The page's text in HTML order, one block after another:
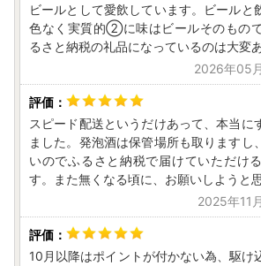
ビールとして愛飲しています。ビールと
色なく実質的②に味はビールそのもの
るさと納税の礼品になっているのは大変
2026年05
スピード配送というだけあって、本当に
ました。発泡酒は保管場所も取りますし
いのでふるさと納税で届けていただけ
す。また無くなる頃に、お願いしようと
2025年11
10月以降はポイントが付かない為、駆け